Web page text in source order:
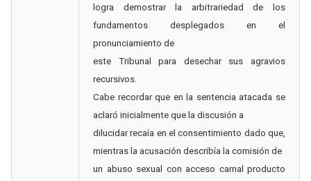
logra demostrar la arbitrariedad de los
fundamentos desplegados en el
pronunciamiento de
este Tribunal para desechar sus agravios
recursivos.
Cabe recordar que en la sentencia atacada se
aclaró inicialmente que la discusión a
dilucidar recaía en el consentimiento dado que,
mientras la acusación describía la comisión de
un abuso sexual con acceso carnal producto